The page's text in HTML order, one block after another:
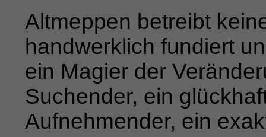
Altmeppen betreibt
handwerklich fundiert
ein Magier der
Suchender, ein
Aufnehmender, ein